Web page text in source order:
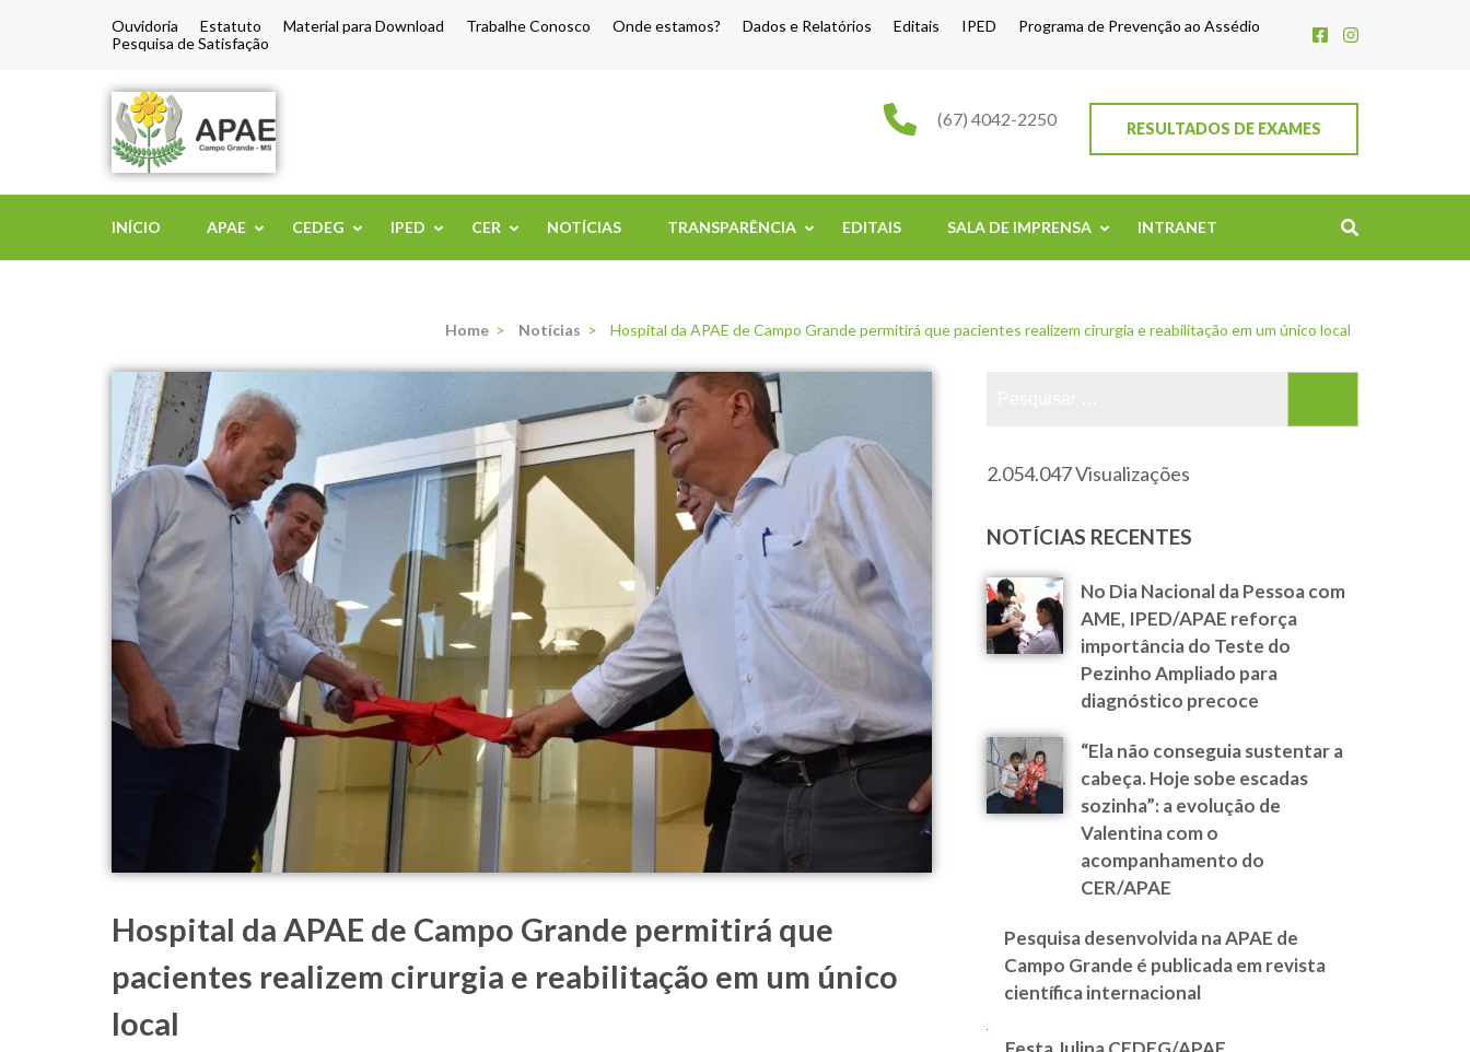
Ouvidoria Estatuto Material para Download Trabalhe Conosco Onde estamos? Dados e Relatórios Editais IPED
Programa de Prevenção ao Assédio
Pesquisa de Satisfação
RESULTADOS DE EXAMES
(67) 4042-2250
INÍCIO APAE CEDEG IPED CER NOTÍCIAS TRANSPARÊNCIA EDITAIS SALA DE IMPRENSA INTRANET
Home > Notícias > Hospital da APAE de Campo Grande permitirá que pacientes realizem cirurgia e reabilitação em um único local
Hospital da APAE de Campo Grande permitirá que
pacientes realizem cirurgia e reabilitação em um único
local
2.054.047 Visualizações
NOTÍCIAS RECENTES
No Dia Nacional da Pessoa com
AME, IPED/APAE reforça
importância do Teste do
Pezinho Ampliado para
diagnóstico precoce
“Ela não conseguia sustentar a
cabeça. Hoje sobe escadas
sozinha”: a evolução de
Valentina com o
acompanhamento do
CER/APAE
Pesquisa desenvolvida na APAE de
Campo Grande é publicada em revista
científica internacional